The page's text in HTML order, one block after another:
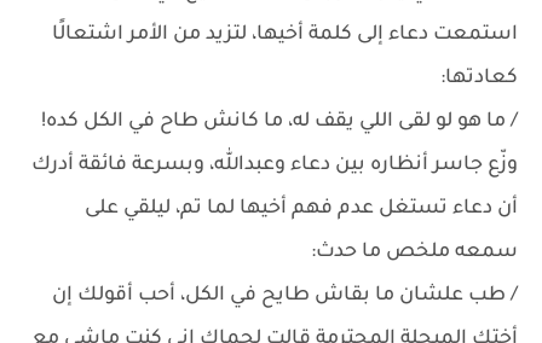
استمعت دعاء إلى كلمة أخيها، لتزيد من الأمر اشتعالًا
كعادتها:
/ ما هو لو لقى اللي يقف له، ما كانش طاح في الكل كده!
وزّع جاسر أنظاره بين دعاء وعبدالله، وبسرعة فائقة أدرك
أن دعاء تستغل عدم فهم أخيها لما تم، ليلقي على
سمعه ملخص ما حدث:
/ طب علشان ما بقاش طايح في الكل، أحب أقولك إن